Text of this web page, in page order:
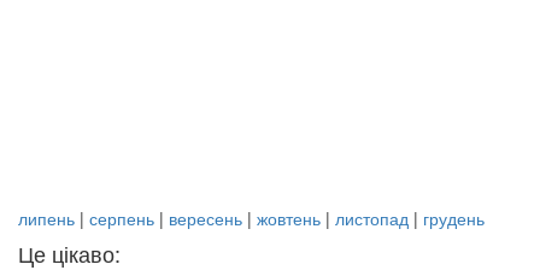
липень | серпень | вересень | жовтень | листопад | грудень
Це цікаво: